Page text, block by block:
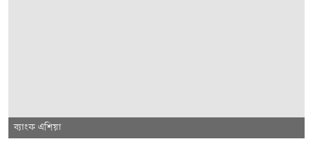
ব্যাংক এশিয়া